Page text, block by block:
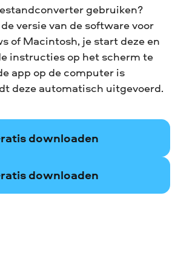
gebruiken?
versie van de software voor
of Macintosh, je start deze en
instructies op het scherm te
app op de computer is
deze automatisch uitgevoerd.
downloaden
downloaden